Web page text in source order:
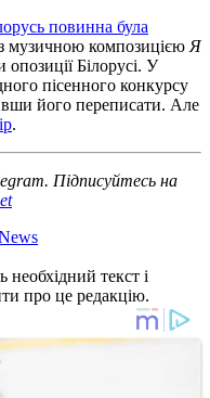
повинна була
музичною композицією Я
Білорусі. У
пісенного конкурсу
його переписати. Але
.
Підписуйтесь на
текст і
про це редакцію.